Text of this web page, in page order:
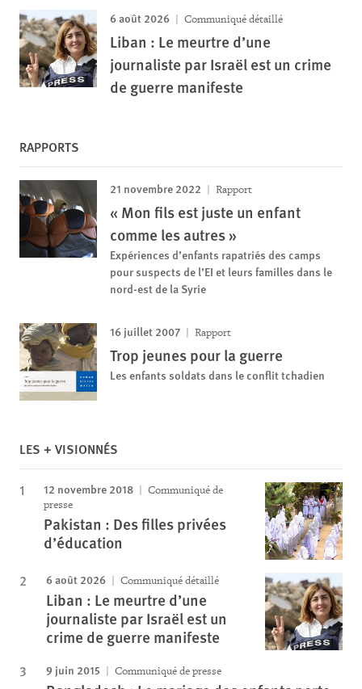
6 août 2026 Communiqué détaillé
Liban : Le meurtre d’une
journaliste par Israël est un crime
de guerre manifeste
RAPPORTS
21 novembre 2022 Rapport
« Mon fils est juste un enfant
comme les autres »
Expériences d’enfants rapatriés des camps
pour suspects de l’EI et leurs familles dans le
nord-est de la Syrie
16 juillet 2007 Rapport
Trop jeunes pour la guerre
Les enfants soldats dans le conflit tchadien
LES + VISIONNÉS
12 novembre 2018
Communiqué de
presse
Pakistan : Des filles privées
d’éducation
6 août 2026 Communiqué détaillé
Liban : Le meurtre d’une
journaliste par Israël est un
crime de guerre manifeste
9 juin 2015 Communiqué de presse